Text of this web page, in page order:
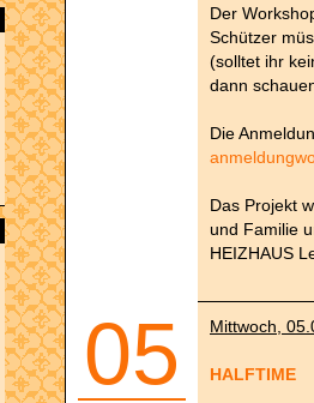
Der
Schützer
(solltet ihr
dann
Die
Das Projekt
und Familie
HEIZHAUS
05 Mittwoch,
HALFTIME